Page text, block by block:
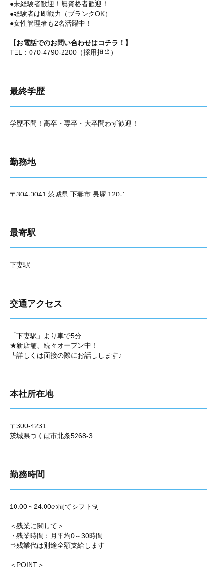
●未経験者歓迎！無資格者歓迎！
●経験者は即戦力（ブランクOK）
●女性管理者も2名活躍中！
【お電話でのお問い合わせはコチラ！】
TEL：070-4790-2200（採用担当）
最終学歴
学歴不問！高卒・専卒・大卒問わず歓迎！
勤務地
〒304-0041 茨城県 下妻市 長塚 120-1
最寄駅
下妻駅
交通アクセス
「下妻駅」より車で5分
★新店舗、続々オープン中！
┗詳しくは面接の際にお話しします♪
本社所在地
〒300-4231
茨城県つくば市北条5268-3
勤務時間
10:00～24:00の間でシフト制
＜残業に関して＞
・残業時間：月平均0～30時間
⇒残業代は別途全額支給します！
＜POINT＞